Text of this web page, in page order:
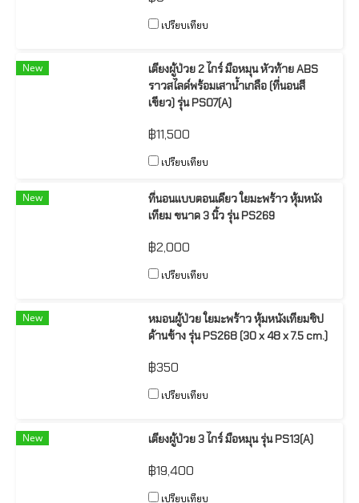
เปรียบเทียบ
New
เตียงผู้ป่วย 2 ไกร์ มือหมุน หัวท้าย ABS
ราวสไลด์พร้อมเสาน้ำเกลือ (ที่นอนสี
เขียว) รุ่น PS07(A)
฿11,500
เปรียบเทียบ
New
ที่นอนแบบตอนเดียว ใยมะพร้าว หุ้มหนัง
เทียม ขนาด 3 นิ้ว รุ่น PS269
฿2,000
เปรียบเทียบ
New
หมอนผู้ป่วย ใยมะพร้าว หุ้มหนังเทียมซิป
ด้านข้าง รุ่น PS268 (30 x 48 x 7.5 cm.)
฿350
เปรียบเทียบ
New เตียงผู้ป่วย 3 ไกร์ มือหมุน รุ่น PS13(A)
฿19,400
เปรียบเทียบ